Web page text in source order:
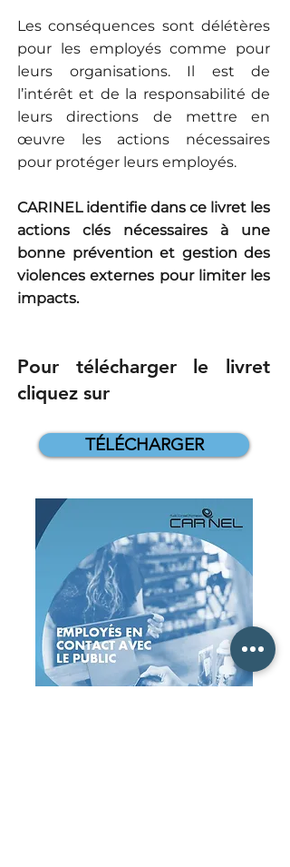
Les conséquences sont délétères
pour les employés comme pour
leurs organisations. Il est de
l’intérêt et de la responsabilité de
leurs directions de mettre en
œuvre les actions nécessaires
pour protéger leurs employés.
CARINEL identifie dans ce livret les
actions clés nécessaires à une
bonne prévention et gestion des
violences externes pour limiter les
impacts.
Pour télécharger le livret
cliquez sur
TÉLÉCHARGER